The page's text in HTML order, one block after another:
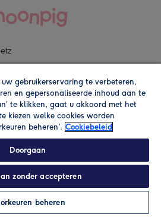
en andere heffingen. Lees de
gebruikerservaring te verbeteren,
en gepersonaliseerde inhoud aan te
te klikken, gaat u akkoord met het
kiezen welke cookies worden
beheren'. Cookiebeleid
Doorgaan
zonder accepteren
beheren